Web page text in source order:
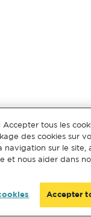
Accepter tous les
des cookies sur
navigation sur le site,
et nous aider dans
Accepter